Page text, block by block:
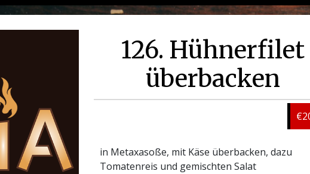
126. Hühnerfilet
überbacken
in Metaxasoße, mit Käse überbacken, dazu
Tomatenreis und gemischten Salat